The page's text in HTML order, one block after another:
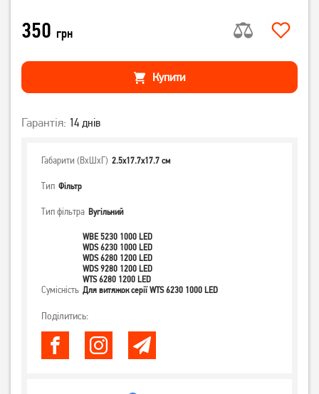
350 грн
Купити
Гарантія: 14 днів
Габарити (ВхШхГ) 2.5x17.7x17.7 см
Тип Фільтр
Тип фільтра Вугільний
Сумісність
WBE 5230 1000 LED
WDS 6230 1000 LED
WDS 6280 1200 LED
WDS 9280 1200 LED
WTS 6280 1200 LED
Для витяжок серії WTS 6230 1000 LED
Поділитись: